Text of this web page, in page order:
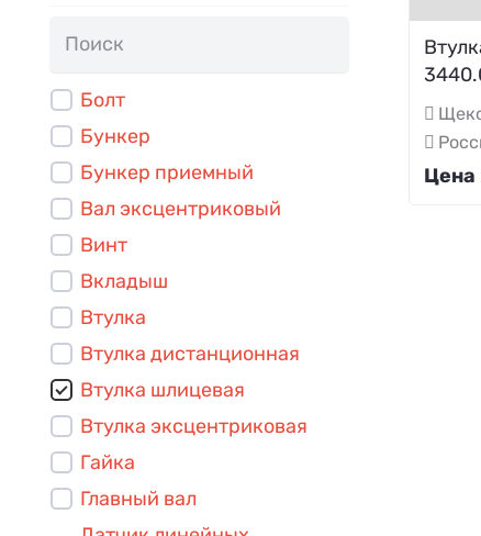
Болт
Бункер
Бункер приемный
Вал эксцентриковый
Винт
Вкладыш
Втулка
Втулка дистанционная
Втулка шлицевая
Втулка эксцентриковая
Гайка
Главный вал
Цена